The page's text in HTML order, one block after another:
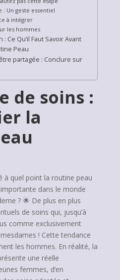
Un geste essentiel
à intégrer
les hommes
: Ce Qu’il Faut Savoir Avant
Peau
partagée : Conclure sur
de soins :
la
à quel point la routine peau
dans le monde
? 🌟 De plus en plus
de soins qui, jusqu’à
comme exclusivement
! Cette tendance
les hommes. En réalité, la
une réelle
femmes, d’en